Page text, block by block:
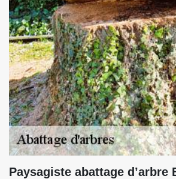
Paysagiste abattage d’arbre